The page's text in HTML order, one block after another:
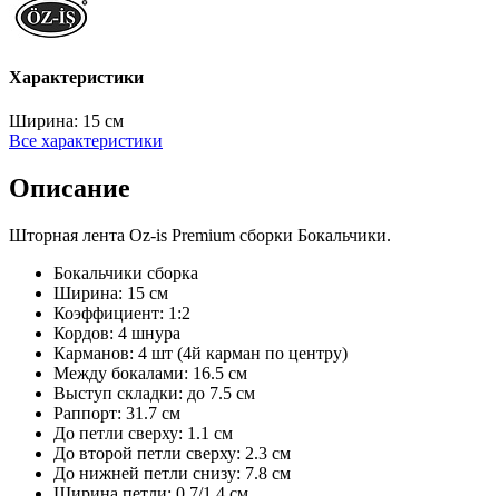
Характеристики
Ширина: 15 см
Все характеристики
Описание
Шторная лента Oz-is Premium сборки Бокальчики.
Бокальчики сборка
Ширина: 15 см
Коэффициент: 1:2
Кордов: 4 шнура
Карманов: 4 шт (4й карман по центру)
Между бокалами: 16.5 см
Выступ складки: до 7.5 см
Раппорт: 31.7 см
До петли сверху: 1.1 см
До второй петли сверху: 2.3 см
До нижней петли снизу: 7.8 см